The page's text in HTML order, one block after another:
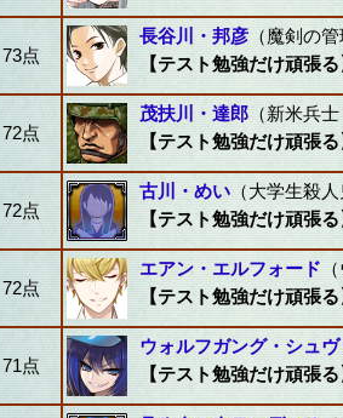
73点
長谷川・邦彦 （魔剣の
【テスト勉強だけ頑張る
72点
茂扶川・達郎 （新米兵
【テスト勉強だけ頑張る
72点
古川・めい （大学生殺
【テスト勉強だけ頑張る
72点
エアン・エルフォード
【テスト勉強だけ頑張る
71点
ウォルフガング・シュ
【テスト勉強だけ頑張る